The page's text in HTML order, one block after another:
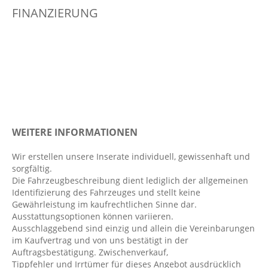
Berganfahrassistent
Fahrersitz höhenverstellbar
Fahrlichtautomatik
Fensterheber elektrisch 4-fach
Geschwindigkeitsbegrenzer
Handyvorbereitung Bluetooth
ISOFIX Kindersitzbefestigung
Klimaautomatik
Komfort Paket
FINANZIERUNG
WEITERE INFORMATIONEN
Wir erstellen unsere Inserate individuell, gewissenhaft und
sorgfältig.
Die Fahrzeugbeschreibung dient lediglich der allgemeinen
Identifizierung des Fahrzeuges und stellt keine
Gewährleistung im kaufrechtlichen Sinne dar.
Ausstattungsoptionen können variieren.
Ausschlaggebend sind einzig und allein die Vereinbarungen
im Kaufvertrag und von uns bestätigt in der
Auftragsbestätigung. Zwischenverkauf,
Tippfehler und Irrtümer für dieses Angebot ausdrücklich